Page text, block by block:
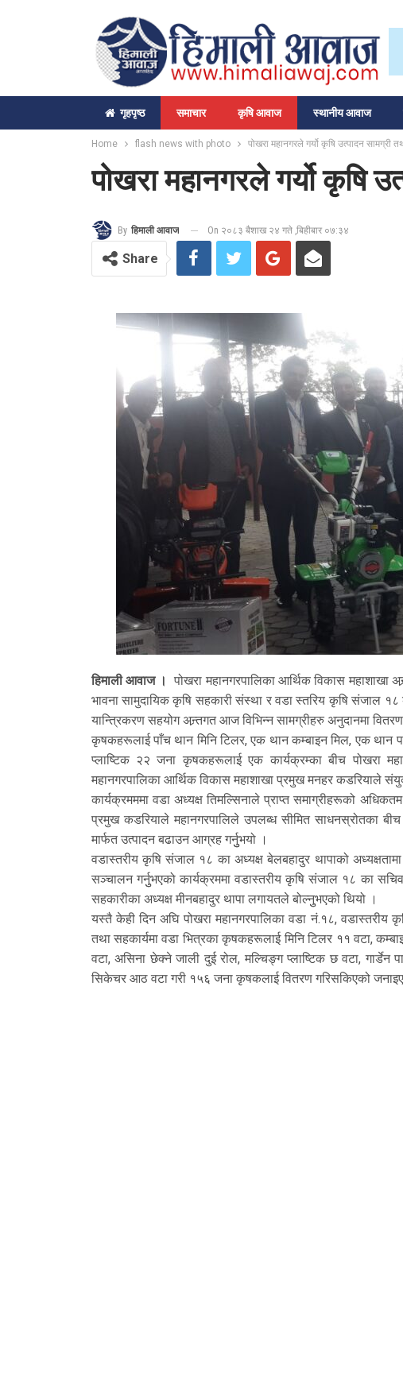
गृहपृष्‍ठ समाचार कृषि आवाज स्थानीय आवाज
Home flash news with photo पोखरा महानगरले गर्यो कृषि उत्पादन सामग्री
पोखरा महानगरले गर्यो कृषि
By हिमाली आवाज On २०८३ बैशाख २४ गते ,बिहीबार ०७:३४
Share
हिमाली आवाज ।
पोखरा महानगरपालिका आर्थिक विकास
भावना सामुदायिक कृषि सहकारी संस्था र वडा स्तरिय कृषि संजाल
यान्त्रिकरण सहयोग अन्र्तगत आज विभिन्न सामग्रीहरु अनुदानमा
कृषकहरूलाई पाँच थान मिनि टिलर, एक थान कम्बाइन मिल, एक थान
प्लाष्टिक २२ जना कृषकहरूलाई एक कार्यक्रम्का बीच पोखरा
महानगरपालिका आर्थिक विकास महाशाखा प्रमुख मनहर कडरियाले
कार्यक्रमममा वडा अध्यक्ष तिमल्सिनाले प्राप्त समाग्रीहरूको
प्रमुख कडरियाले महानगरपालिले उपलब्ध सीमित साधनस्रोतका
मार्फत उत्पादन बढाउन आग्रह गर्नुुभयो ।
वडास्तरीय कृषि संजाल १८ का अध्यक्ष बेलबहादुर थापाको
सञ्चालन गर्नुुभएको कार्यक्रममा वडास्तरीय कृषि संजाल १८ का सचिव
सहकारीका अध्यक्ष मीनबहादुर थापा लगायतले बोल्नुुभएको थियो ।
यस्तै केही दिन अघि पोखरा महानगरपालिका वडा नं.१८,
तथा सहकार्यमा वडा भित्रका कृषकहरूलाई मिनि टिलर ११ वटा,
वटा, असिना छेक्ने जाली दुई रोल, मल्चिङ्ग प्लाष्टिक छ वटा,
सिकेचर आठ वटा गरी १५६ जना कृषकलाई वितरण गरिसकिएको